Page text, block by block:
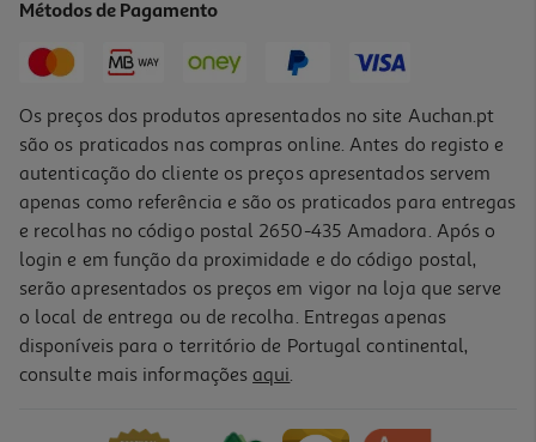
Métodos de Pagamento
Os preços dos produtos apresentados no site Auchan.pt
são os praticados nas compras online. Antes do registo e
autenticação do cliente os preços apresentados servem
apenas como referência e são os praticados para entregas
e recolhas no código postal 2650-435 Amadora. Após o
login e em função da proximidade e do código postal,
serão apresentados os preços em vigor na loja que serve
o local de entrega ou de recolha. Entregas apenas
disponíveis para o território de Portugal continental,
consulte mais informações aqui.